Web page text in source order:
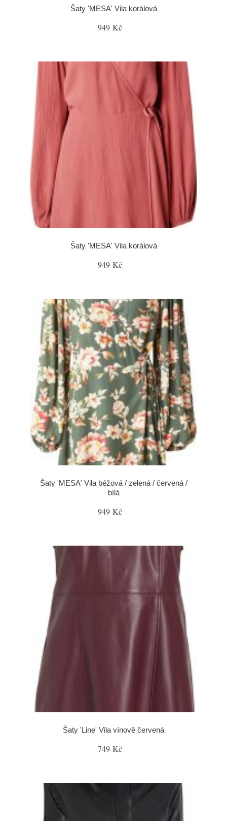
Šaty 'MESA' Vila korálová
949 Kč
Šaty 'MESA' Vila korálová
949 Kč
Šaty 'MESA' Vila béžová / zelená / červená /
bílá
949 Kč
Šaty 'Line' Vila vínově červená
749 Kč